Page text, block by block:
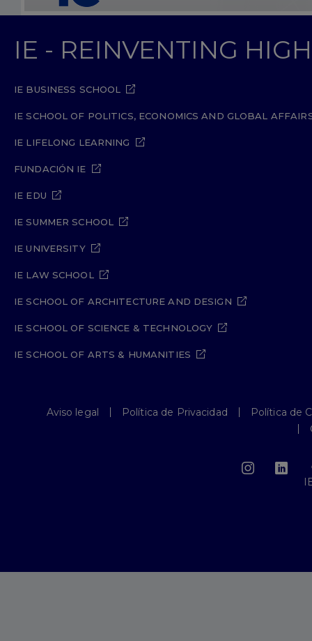
IE - REINVENTING
IE BUSINESS SCHOOL
IE SCHOOL OF POLITICS, ECONOMICS AND GLOBAL
IE LIFELONG LEARNING
FUNDACIÓN IE
IE EDU
IE SUMMER SCHOOL
IE UNIVERSITY
IE LAW SCHOOL
IE SCHOOL OF ARCHITECTURE AND DESIGN
IE SCHOOL OF SCIENCE & TECHNOLOGY
IE SCHOOL OF ARTS & HUMANITIES
Aviso legal Política de Privacidad
Política de